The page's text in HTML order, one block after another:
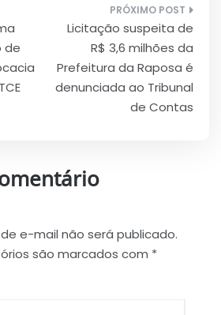
de
Licitação suspeita de
R$ 3,6 milhões da
Prefeitura da Raposa é
denunciada ao Tribunal
de Contas
e-mail não será publicado.
são marcados com *